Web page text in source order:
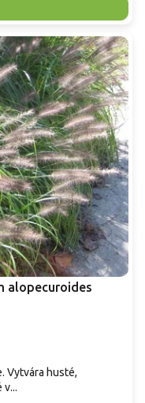
alopecuroides
Vytvára husté,